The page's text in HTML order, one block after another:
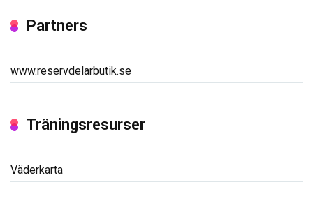
Partners
www.reservdelarbutik.se
Träningsresurser
Väderkarta